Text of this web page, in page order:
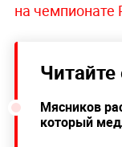
на чемпионате
Мясников
который